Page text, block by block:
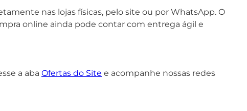
nas lojas físicas, pelo site ou por WhatsApp. O
online ainda pode contar com entrega ágil e
a aba Ofertas do Site e acompanhe nossas redes